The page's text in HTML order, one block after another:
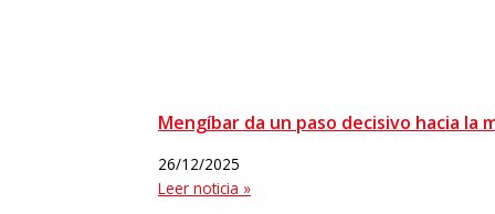
Mengíbar da un paso decisivo hacia la
26/12/2025
Leer noticia »